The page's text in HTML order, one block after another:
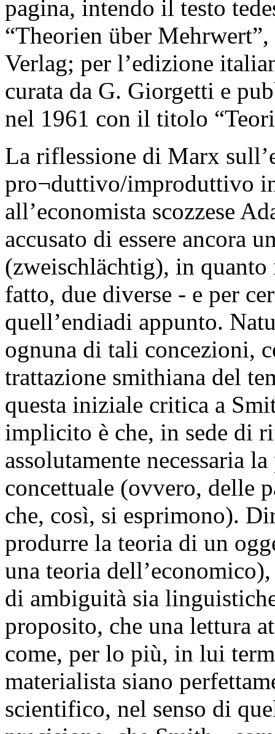
pagina, intendo il testo
“Theorien über
Verlag; per l’edizione
curata da G. Giorgetti e
nel 1961 con il titolo
La riflessione di Marx
pro¬duttivo/improduttivo
all’economista scozzese
accusato di essere ancora
(zweischlächtig), in
fatto, due diverse - e per
quell’endiadi appunto.
ognuna di tali concezioni,
trattazione smithiana del
questa iniziale critica a
implicito è che, in sede di
assolutamente necessaria
concettuale (ovvero, delle
che, così, si esprimono).
produrre la teoria di un
una teoria
di ambiguità sia
proposito, che una lettura
come, per lo più, in lui
materialista siano
scientifico, nel senso di